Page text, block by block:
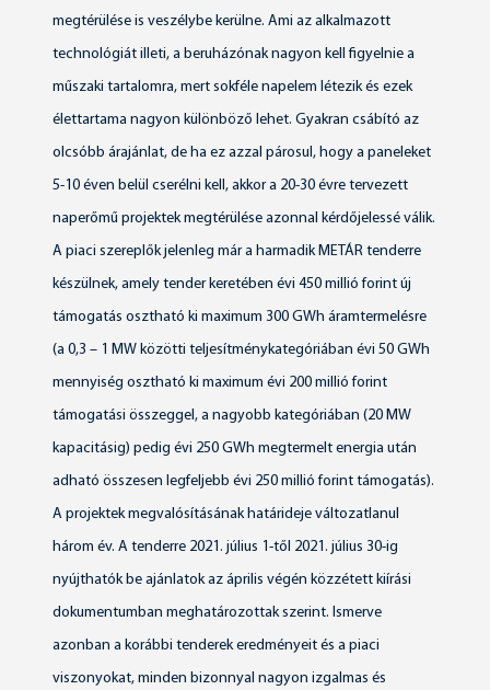
megtérülése is veszélybe kerülne. Ami az alkalmazott
technológiát illeti, a beruházónak nagyon kell figyelnie a
műszaki tartalomra, mert sokféle napelem létezik és ezek
élettartama nagyon különböző lehet. Gyakran csábító az
olcsóbb árajánlat, de ha ez azzal párosul, hogy a paneleket
5-10 éven belül cserélni kell, akkor a 20-30 évre tervezett
naperőmű projektek megtérülése azonnal kérdőjelessé válik.
A piaci szereplők jelenleg már a harmadik METÁR tenderre
készülnek, amely tender keretében évi 450 millió forint új
támogatás osztható ki maximum 300 GWh áramtermelésre
(a 0,3 – 1 MW közötti teljesítménykategóriában évi 50 GWh
mennyiség osztható ki maximum évi 200 millió forint
támogatási összeggel, a nagyobb kategóriában (20 MW
kapacitásig) pedig évi 250 GWh megtermelt energia után
adható összesen legfeljebb évi 250 millió forint támogatás).
A projektek megvalósításának határideje változatlanul
három év. A tenderre 2021. július 1-től 2021. július 30-ig
nyújthatók be ajánlatok az április végén közzétett kiírási
dokumentumban meghatározottak szerint. Ismerve
azonban a korábbi tenderek eredményeit és a piaci
viszonyokat, minden bizonnyal nagyon izgalmas és